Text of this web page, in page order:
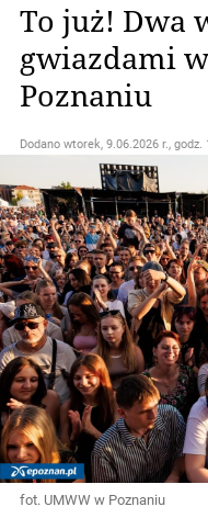
To już! Dwa
gwiazdami
Poznaniu
Dodano wtorek, 9.06.2026 r., godz.
fot. UMWW w Poznaniu